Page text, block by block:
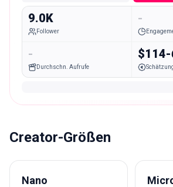
9.0K
Follower
-
-
Durchschn. Aufrufe
Creator-Größen
Nano